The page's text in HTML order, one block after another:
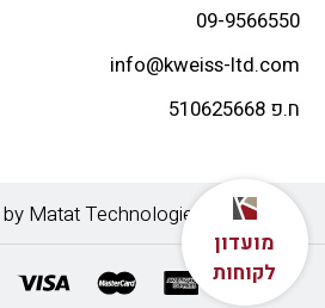
09-9566550
info@kweiss-ltd.com
ח.פ 510625668
Matat Technologies LTD
מועדון
לקוחות